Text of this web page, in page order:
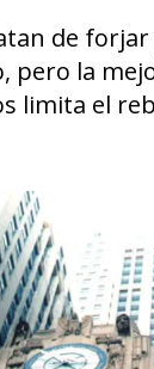
de forjar
pero la
limita el